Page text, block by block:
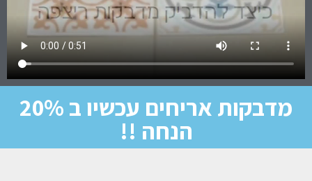
מדבקות אריחים עכשיו ב 20%
הנחה !!